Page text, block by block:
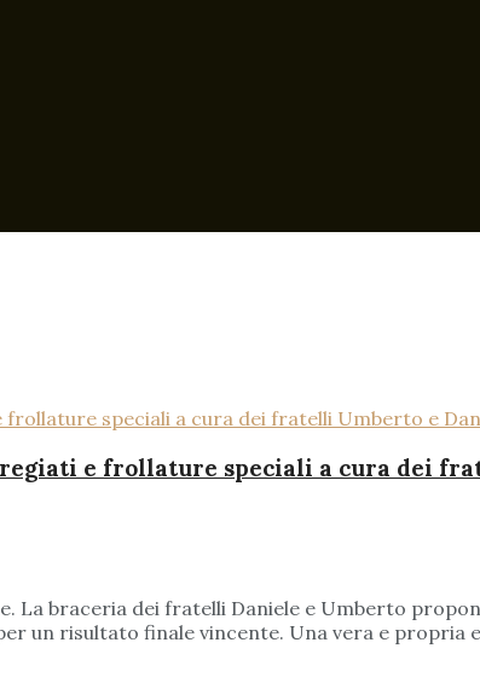
e frollature speciali a cura dei
La braceria dei fratelli Daniele e Umberto
un risultato finale vincente. Una vera e propria